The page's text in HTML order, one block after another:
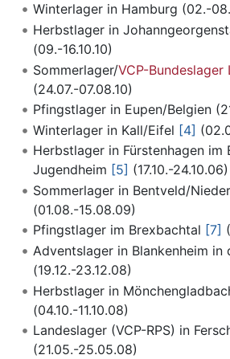
Winterlager in Hamburg (02.-
Herbstlager in
(09.-16.10.10)
Sommerlager/VCP-
(24.07.-07.08.10)
Pfingstlager in Eupen/Belgien
Winterlager in Kall/Eifel [4]
Herbstlager in Fürstenhagen im
Jugendheim [5] (17.10.-24.10.06)
Sommerlager in Bentveld/
(01.08.-15.08.09)
Pfingstlager im Brexbachtal [7]
Adventslager in Blankenheim in
(19.12.-23.12.08)
Herbstlager in
(04.10.-11.10.08)
Landeslager (VCP-RPS) in
(21.05.-25.05.08)